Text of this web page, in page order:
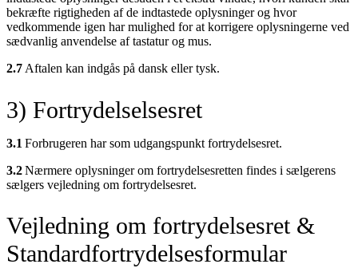
bekræfte rigtigheden af de indtastede oplysninger og hvor
vedkommende igen har mulighed for at korrigere oplysningerne ved
sædvanlig anvendelse af tastatur og mus.
2.7 Aftalen kan indgås på dansk eller tysk.
3) Fortrydelselsesret
3.1 Forbrugeren har som udgangspunkt fortrydelsesret.
3.2Nærmere oplysninger om fortrydelsesretten findes i sælgerens
sælgers vejledning om fortrydelsesret.
Vejledning om fortrydelsesret &
Standardfortrydelsesformular